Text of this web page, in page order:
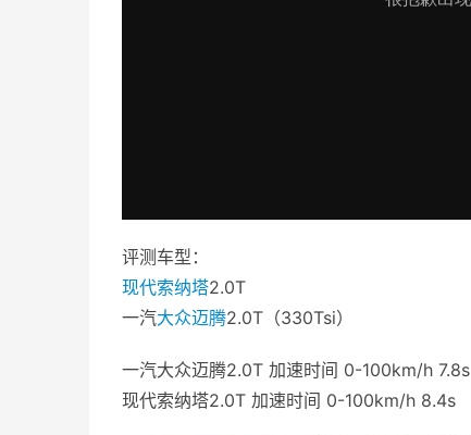
评测车型：
现代索纳塔2.0T
一汽大众迈腾2.0T（330Tsi）
一汽大众迈腾2.0T 加速时间 0-100km/h 7.8s
现代索纳塔2.0T 加速时间 0-100km/h 8.4s